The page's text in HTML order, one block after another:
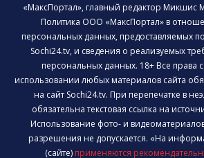
«МаксПортал», главный редактор Микшис
Политика ООО «МаксПортал» в
персональных данных, предоставляемых
Sochi24.tv, и сведения о реализуемых
персональных данных. 18+ Все права
использовании любых материалов сайта
на сайт Sochi24.tv. При перепечатке в
обязательна текстовая ссылка на
Использование фото- и
разрешения не допускается. «На
(сайте) применяются